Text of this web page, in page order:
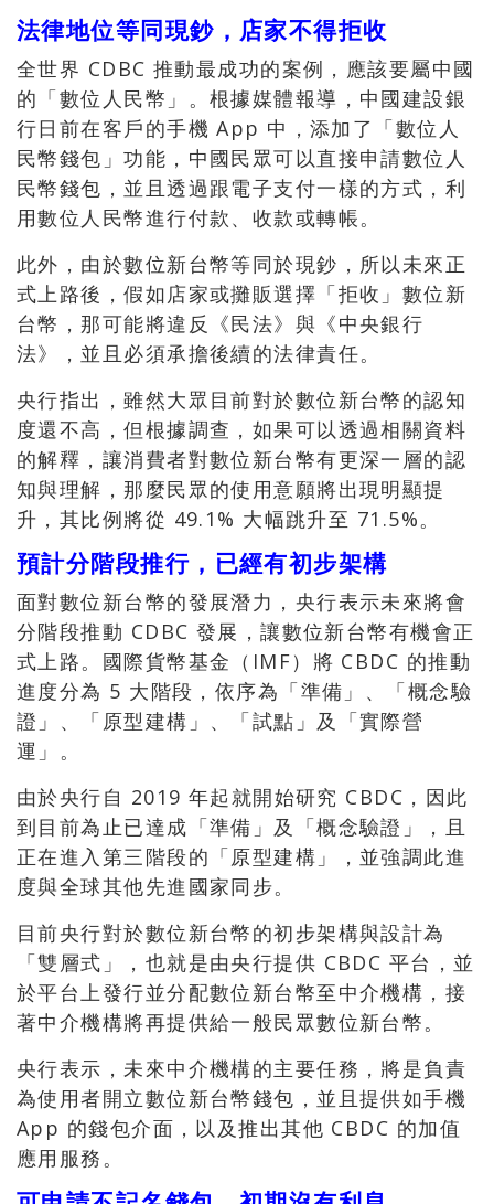
法律地位等同現鈔，店家不得拒收
全世界 CDBC 推動最成功的案例，應該要屬中國
的「數位人民幣」。根據媒體報導，中國建設銀
行日前在客戶的手機 App 中，添加了「數位人
民幣錢包」功能，中國民眾可以直接申請數位人
民幣錢包，並且透過跟電子支付一樣的方式，利
用數位人民幣進行付款、收款或轉帳。
此外，由於數位新台幣等同於現鈔，所以未來正
式上路後，假如店家或攤販選擇「拒收」數位新
台幣，那可能將違反《民法》與《中央銀行
法》，並且必須承擔後續的法律責任。
央行指出，雖然大眾目前對於數位新台幣的認知
度還不高，但根據調查，如果可以透過相關資料
的解釋，讓消費者對數位新台幣有更深一層的認
知與理解，那麼民眾的使用意願將出現明顯提
升，其比例將從 49.1% 大幅跳升至 71.5%。
預計分階段推行，已經有初步架構
面對數位新台幣的發展潛力，央行表示未來將會
分階段推動 CDBC 發展，讓數位新台幣有機會正
式上路。國際貨幣基金（IMF）將 CBDC 的推動
進度分為 5 大階段，依序為「準備」、「概念驗
證」、「原型建構」、「試點」及「實際營
運」。
由於央行自 2019 年起就開始研究 CBDC，因此
到目前為止已達成「準備」及「概念驗證」，且
正在進入第三階段的「原型建構」，並強調此進
度與全球其他先進國家同步。
目前央行對於數位新台幣的初步架構與設計為
「雙層式」，也就是由央行提供 CBDC 平台，並
於平台上發行並分配數位新台幣至中介機構，接
著中介機構將再提供給一般民眾數位新台幣。
央行表示，未來中介機構的主要任務，將是負責
為使用者開立數位新台幣錢包，並且提供如手機
App 的錢包介面，以及推出其他 CBDC 的加值
應用服務。